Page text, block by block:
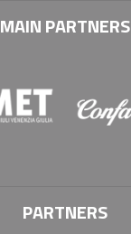
MAIN PARTNERS
PARTNERS